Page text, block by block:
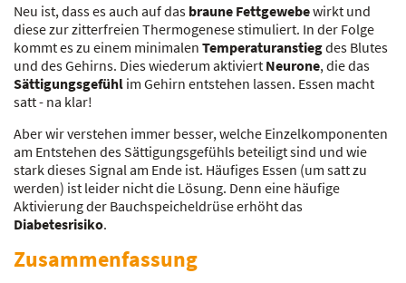
Neu ist, dass es auch auf das braune Fettgewebewirkt und
diese zur zitterfreien Thermogenese stimuliert. In der Folge
kommt es zu einem minimalen Temperaturanstiegdes Blutes
und des Gehirns. Dies wiederum aktiviert Neurone, die das
Sättigungsgefühl im Gehirn entstehen lassen. Essen macht
satt - na klar!
Aber wir verstehen immer besser, welche Einzelkomponenten
am Entstehen des Sättigungsgefühls beteiligt sind und wie
stark dieses Signal am Ende ist. Häufiges Essen (um satt zu
werden) ist leider nicht die Lösung. Denn eine häufige
Aktivierung der Bauchspeicheldrüse erhöht das
Diabetesrisiko.
Zusammenfassung